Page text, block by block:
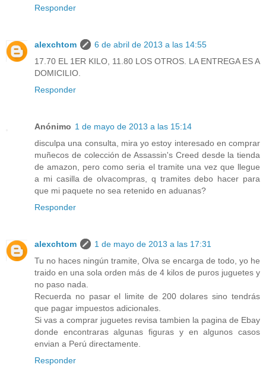
Responder
alexchtom
6 de abril de 2013 a las 14:55
17.70 EL 1ER KILO, 11.80 LOS OTROS. LA ENTREGA ES A
DOMICILIO.
Responder
Anónimo 1 de mayo de 2013 a las 15:14
disculpa una consulta, mira yo estoy interesado en comprar
muñecos de colección de Assassin's Creed desde la tienda
de amazon, pero como seria el tramite una vez que llegue
a mi casilla de olvacompras, q tramites debo hacer para
que mi paquete no sea retenido en aduanas?
Responder
alexchtom
1 de mayo de 2013 a las 17:31
Tu no haces ningún tramite, Olva se encarga de todo, yo he
traido en una sola orden más de 4 kilos de puros juguetes y
no paso nada.
Recuerda no pasar el limite de 200 dolares sino tendrás
que pagar impuestos adicionales.
Si vas a comprar juguetes revisa tambien la pagina de Ebay
donde encontraras algunas figuras y en algunos casos
envian a Perú directamente.
Responder